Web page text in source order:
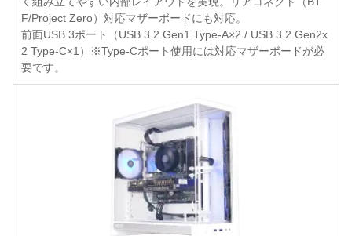
F/Project Zero）対応マザーボードにも対応。
前面USB 3ポート（USB 3.2 Gen1 Type-A×2 / USB 3.2 Gen2x
2 Type-C×1）※Type-Cポート使用には対応マザーボードが必
要です。